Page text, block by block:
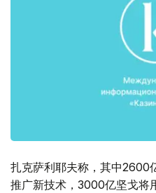
扎克萨利耶夫称，其中2600
推广新技术，3000亿坚戈将